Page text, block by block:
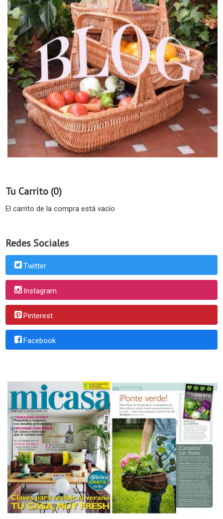
Tu Carrito (0)
El carrito de la compra está vacío
Redes Sociales
Twitter
Instagram
Pinterest
Facebook